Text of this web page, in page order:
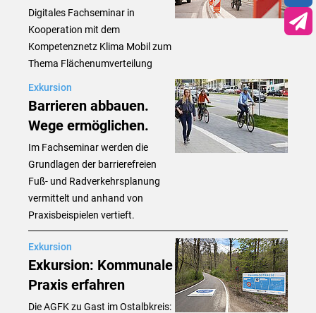
Digitales Fachseminar in
Kooperation mit dem
Kompetenznetz Klima Mobil zum
Thema Flächenumverteilung
Exkursion
Barrieren abbauen.
Wege ermöglichen.
Im Fachseminar werden die
Grundlagen der barrierefreien
Fuß- und Radverkehrsplanung
vermittelt und anhand von
Praxisbeispielen vertieft.
Exkursion
Exkursion: Kommunale
Praxis erfahren
Die AGFK zu Gast im Ostalbkreis: